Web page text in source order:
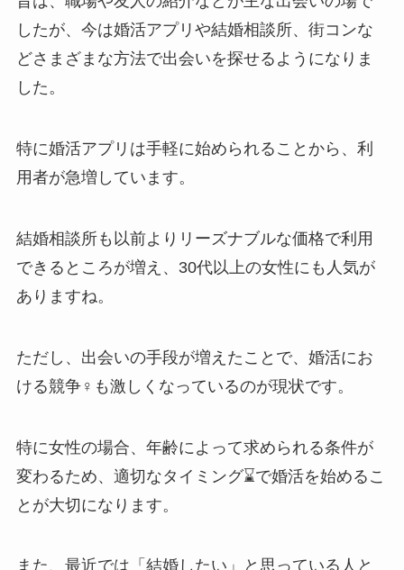
したが、今は婚活アプリや結婚相談所、街コンな
どさまざまな方法で出会いを探せるようになりま
した。
特に婚活アプリは手軽に始められることから、利
用者が急増しています。
結婚相談所も以前よりリーズナブルな価格で利用
できるところが増え、30代以上の女性にも人気が
ありますね。
ただし、出会いの手段が増えたことで、婚活にお
ける競争‍♀️も激しくなっているのが現状です。
特に女性の場合、年齢によって求められる条件が
変わるため、適切なタイミング⌛で婚活を始めるこ
とが大切になります。
また、最近では「結婚したい」と思っている人と